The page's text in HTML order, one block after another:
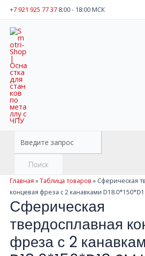
Перейти
содержимому
+7 921 925 77 37 8:00 - 18:00 МСК
товаров
Поиск
Главная »Таблица товаров » Сферическая
концевая фреза с 2 канавками
Сферическая
твердосплавная
фреза с 2